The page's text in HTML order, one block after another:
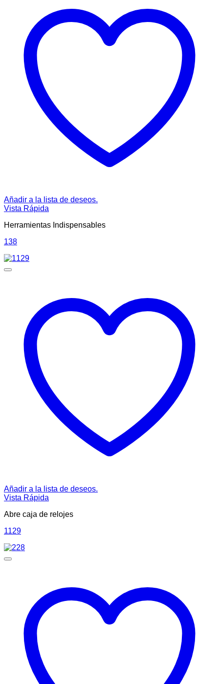
Añadir a la lista de deseos.
Vista Rápida
Herramientas Indispensables
138
Añadir a la lista de deseos.
Vista Rápida
Abre caja de relojes
1129